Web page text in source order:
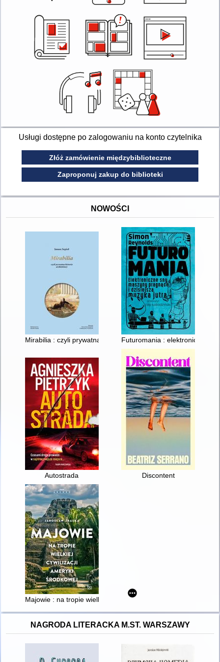
Usługi dostępne po zalogowaniu na konto czytelnika
Złóż zamówienie międzybiblioteczne
Zaproponuj zakup do biblioteki
NOWOŚCI
Mirabilia : czyli prywatna historia architekturyFuturomania : elektroniczne
Autostrada Discontent
Majowie : na tropie wielkiej cywilizacji Ameryki Środkowej
NAGRODA LITERACKA M.ST. WARSZAWY